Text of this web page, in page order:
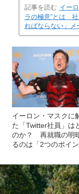
記事を読む イー
ラの極意”とは 社
ればならない」メ
イーロン・マスクに
た「Twitter社員」は
のか？ 再就職の明
るのは「2つのポイン